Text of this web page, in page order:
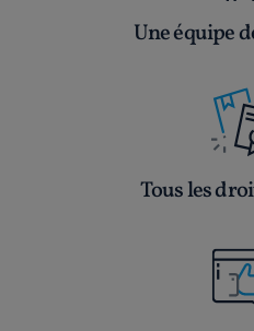
Une équipe
Tous les